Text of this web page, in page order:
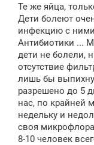
Те же яйца,
Дети болеют
инфекцию с
Антибиотики ...
дети не болели,
отсутствие
лишь бы
разрешено до 5
нас, по крайней
недельку и
своя
8-10 человек